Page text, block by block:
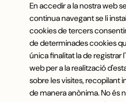
En accedir a la nostra web
continua navegant se li
cookies de tercers
de determinades cookies
única finalitat la de registrar
web per a la realització
sobre les visites, recopilant
de manera anònima. No és